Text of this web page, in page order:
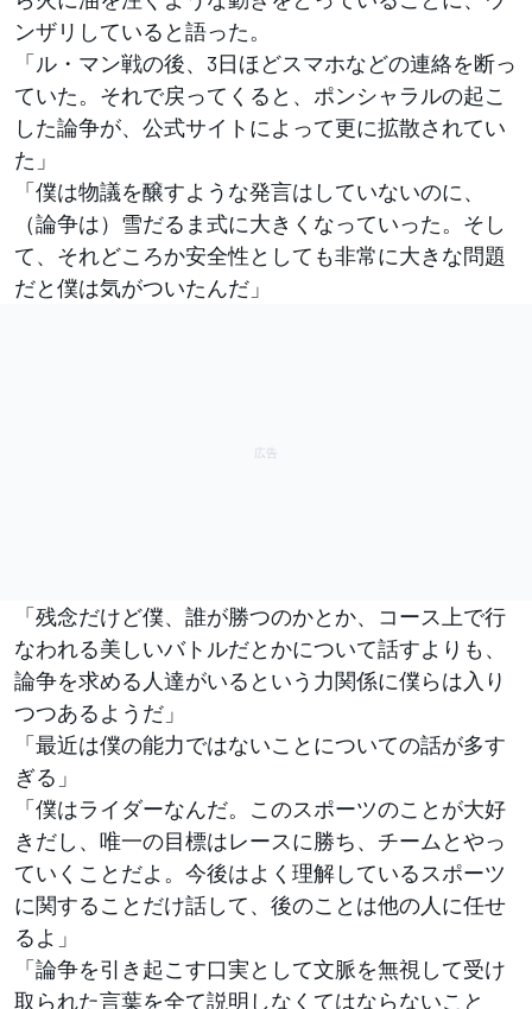
ンザリしていると語った。
「ル・マン戦の後、3日ほどスマホなどの連絡を断っ
ていた。それで戻ってくると、ポンシャラルの起こ
した論争が、公式サイトによって更に拡散されてい
た」
「僕は物議を醸すような発言はしていないのに、
（論争は）雪だるま式に大きくなっていった。そし
て、それどころか安全性としても非常に大きな問題
だと僕は気がついたんだ」
「残念だけど僕、誰が勝つのかとか、コース上で行
なわれる美しいバトルだとかについて話すよりも、
論争を求める人達がいるという力関係に僕らは入り
つつあるようだ」
「最近は僕の能力ではないことについての話が多す
ぎる」
「僕はライダーなんだ。このスポーツのことが大好
きだし、唯一の目標はレースに勝ち、チームとやっ
ていくことだよ。今後はよく理解しているスポーツ
に関することだけ話して、後のことは他の人に任せ
るよ」
「論争を引き起こす口実として文脈を無視して受け
取られた言葉を全て説明しなくてはならないこと